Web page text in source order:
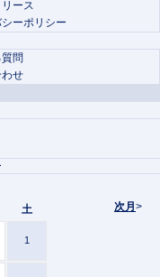
ース
ーポリシー
問
せ
次月 >
土
1